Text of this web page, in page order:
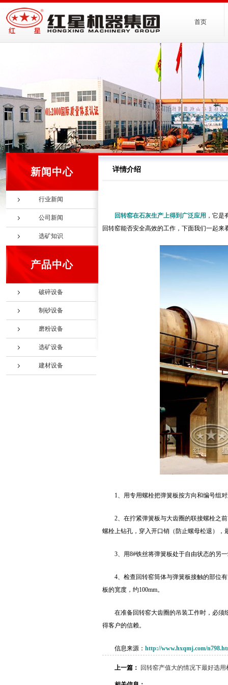
首页
新闻中心
行业新闻
公司新闻
选矿知识
产品中心
破碎设备
制砂设备
磨粉设备
选矿设备
建材设备
详情介绍
回转窑在石灰生产上得到广泛应用 ，它是
回转窑能否安全高效的工作，下面我们一起
1、用专用螺栓把弹簧板按方向和编号组
2、在拧紧弹簧板与大齿圈的联接螺栓之
螺栓上钻孔，穿入开口销（防止螺母松退），
3、用8#铁丝将弹簧板处于自由状态的另
4、检查回转窑筒体与弹簧板接触的部位
板的宽度，约100mm。
在准备回转窑大齿圈的吊装工作时，必
得客户的信赖。
信息来源： http://www.hxqmj.com/
上一篇： 回转窑产值大的情况下最好选用